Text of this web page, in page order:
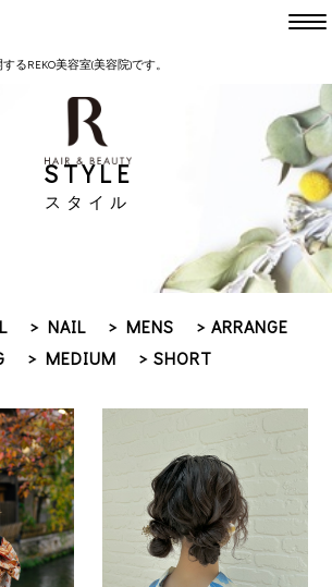
るREKO美容室(美容院)です。
231-7747
491-2050
etc.
大路店
mokara bridal etc.
モカラ
STYLE
スタイル
> NAIL > MENS
> ARRANGE
> MEDIUM > SHORT